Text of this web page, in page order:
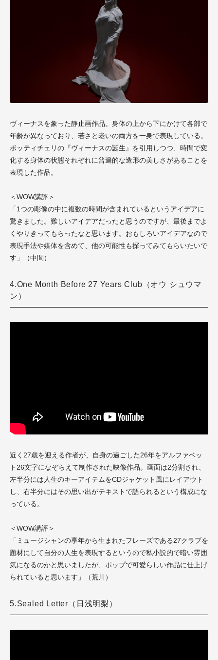
ヴィーナスを象った静止画作品。身体の上から下にかけて各部で
年齢が異なっており、若さと老いの両方を一身で表現している。
ボッティチェリの『ヴィーナスの誕生』を引用しつつ、時間で変
化する身体の状態それぞれに普遍的な造形の美しさがあることを
表現した作品。
＜WOW講評＞
「1つの彫像の中に複数の時間が含まれているというアイデアに
驚きました。難しいアイデアだったと思うのですが、最後までよ
くやりきってもらったなと思います。おもしろいアイデアなので
表現手法や媒体を含めて、他の可能性も探ってみてもらいたいで
す」（中間）
4.One Month Before 27 Years Club（オウ シュウマ
ン）
近く27歳を迎える作者が、自身の過ごした26年をアルファベッ
ト26文字になぞらえて制作された映像作品。画面は2分割され、
左半分には人生のキーアイテムをCDジャケット風にレイアウト
し、 右半分にはその思い出がテキストで語られるという構成にな
っている。
＜WOW講評＞
「ミュージシャンの享年から生まれたフレーズである27クラブを
題材にして自分の人生を表現するというので私小説的で暗い雰囲
気になるのかと思いましたが、ポップで可愛らしい作品に仕上げ
られていると思います」（荒川）
5.Sealed Letter（日浅明梨）